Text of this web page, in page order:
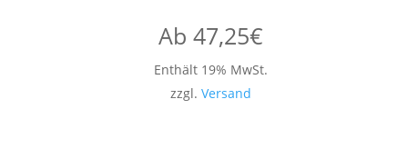
Ab 47,25€
Enthält 19% MwSt.
zzgl. Versand